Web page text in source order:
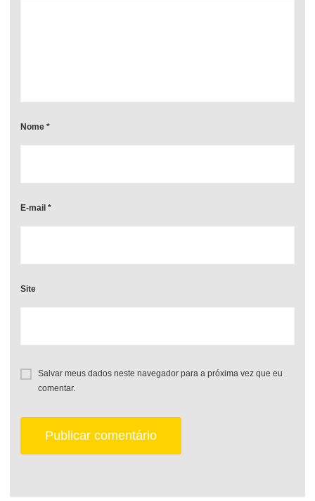
Nome *
E-mail *
Site
Salvar meus dados neste navegador para a próxima vez que eu
comentar.